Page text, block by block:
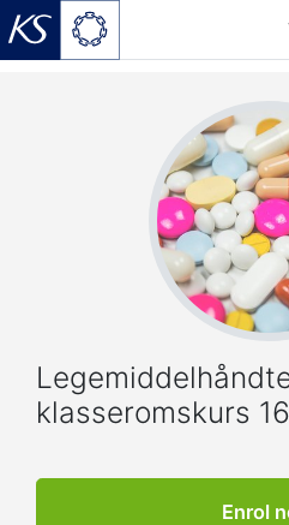
klasseromskurs
Enrol